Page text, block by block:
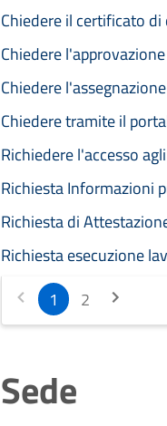
Chiedere il certificato
Chiedere
Chiedere
Chiedere tramite il
Richiedere l'accesso
Richiesta Informazioni
Richiesta di
Richiesta esecuzione
1
2
Sede